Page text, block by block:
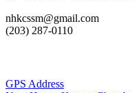
nhkcssm@gmail.com
(203) 287-0110
GPS Address